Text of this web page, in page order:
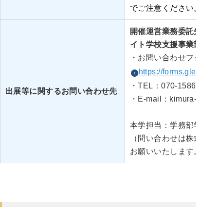
でご注意ください。
出展等に関するお問い合わせ先
開催運営業務委託先：
イト学校支援事業部
・お問い合わせフォー
https://forms.gle/
・TEL：070-1586-1138
・E-mail：kimura-
本学担当：学務部学生
（問い合わせは株式会
お願いいたします。）